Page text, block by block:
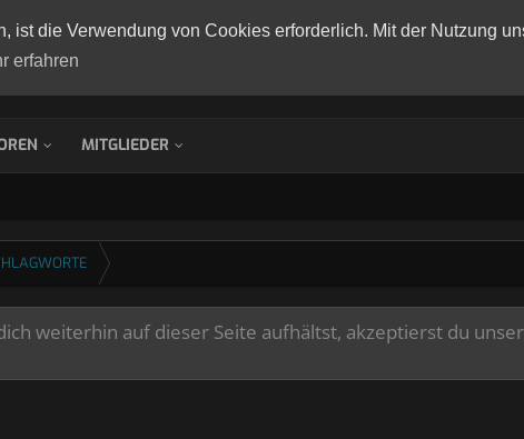
ist die Verwendung von Cookies erforderlich. Mit der Nutzung
erfahren
MITGLIEDER
weiterhin auf dieser Seite aufhältst, akzeptierst du